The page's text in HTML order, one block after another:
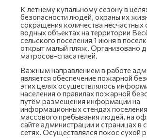
К летнему купальному сезону в
безопасности людей, охраны их
сокращения количества несчастных
водных объектах на территории
сельского поселения 1 июня в
открыт малый пляж. Организовано
матросов-спасателей.
Важным направлением в работе
является обеспечение пожарной
этих целях осуществлялось
населения о правилах пожарной
путём размещения информации на
информационных стендах
массового пребывания людей, на
сайте администрации и страницах в
сетях. Осуществлялся покос сухой